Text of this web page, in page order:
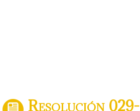
Resolución